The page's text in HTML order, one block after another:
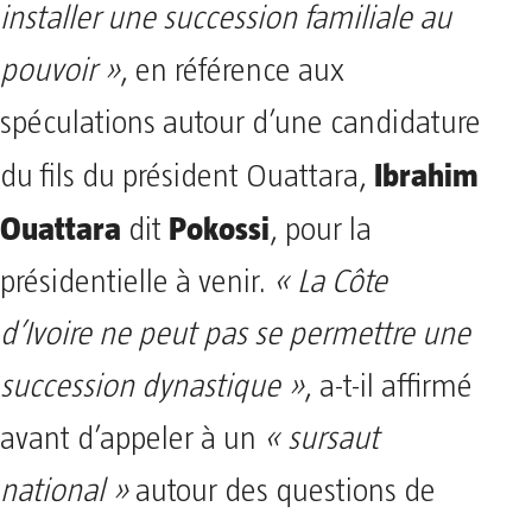
installer une succession familiale au
pouvoir », en référence aux
spéculations autour d’une candidature
du fils du président Ouattara, Ibrahim
Ouattara dit Pokossi, pour la
présidentielle à venir. « La Côte
d’Ivoire ne peut pas se permettre une
succession dynastique », a-t-il affirmé
avant d’appeler à un « sursaut
national »autour des questions de